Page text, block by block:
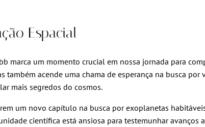
Espacial
marca um momento crucial em nossa jornada para
acende uma chama de esperança na busca
mais segredos do cosmos.
um novo capítulo na busca por exoplanetas
científica está ansiosa para testemunhar